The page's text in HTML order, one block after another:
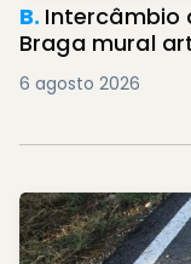
B. Intercâmbio
Braga mural
6 agosto 2026